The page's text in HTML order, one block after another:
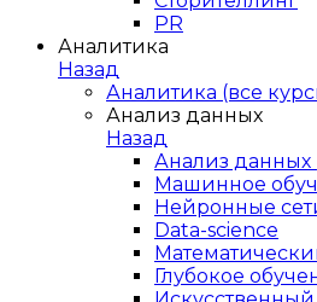
PR
Аналитика
Назад
Аналитика (все
Анализ данных
Назад
Анализ данных
Машинное
Нейронные
Data-science
Глубокое